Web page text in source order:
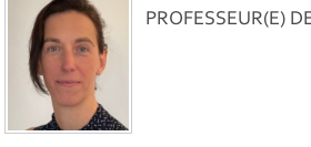
PROFESSEUR(E)